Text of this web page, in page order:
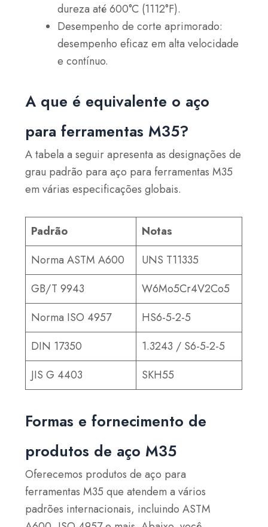
dureza até 600°C (1112°F).
Desempenho de corte aprimorado:
desempenho eficaz em alta velocidade
e contínuo.
A que é equivalente o aço
para ferramentas M35?
A tabela a seguir apresenta as designações de
grau padrão para aço para ferramentas M35
em várias especificações globais.
Padrão
Notas
Norma ASTM A600
UNS T11335
GB/T 9943
W6Mo5Cr4V2Co5
Norma ISO 4957
HS6-5-2-5
DIN 17350
1.3243 / S6-5-2-5
JIS G 4403
SKH55
Formas e fornecimento de
produtos de aço M35
Oferecemos produtos de aço para
ferramentas M35 que atendem a vários
padrões internacionais, incluindo ASTM